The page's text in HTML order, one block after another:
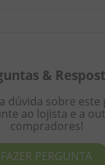
&
dúvida sobre este
ao lojista e a
compradores!
FAZER PERGUNTA